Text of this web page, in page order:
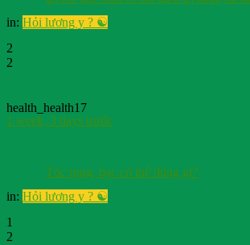
in: Hỏi lương y ? ☯️
2
2
health_health17
1 week, 3 days trước
Tóc rụng, bạc có thể dùng gì?
in: Hỏi lương y ? ☯️
1
2